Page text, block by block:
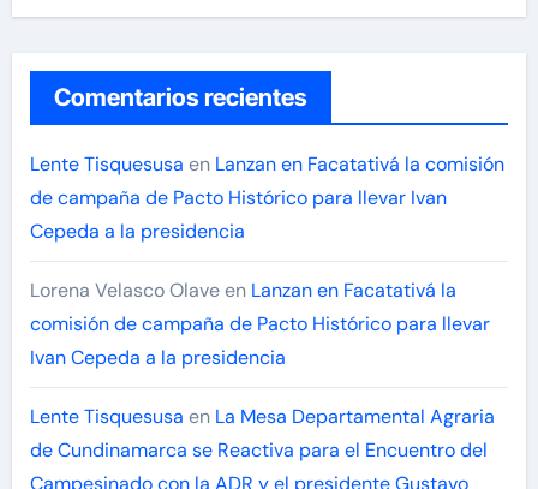
Comentarios recientes
Lente Tisquesusa en Lanzan en Facatativá la comisión
de campaña de Pacto Histórico para llevar Ivan
Cepeda a la presidencia
Lorena Velasco Olaveen Lanzan en Facatativá la
comisión de campaña de Pacto Histórico para llevar
Ivan Cepeda a la presidencia
Lente Tisquesusa en La Mesa Departamental Agraria
de Cundinamarca se Reactiva para el Encuentro del
Campesinado con la ADR y el presidente Gustavo